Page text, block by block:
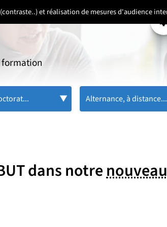
et réalisation de mesures d'audience
Alternance, à distance...
dans notre